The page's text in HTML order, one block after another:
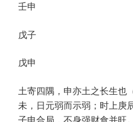
壬申
戊子
戊申
土寄四隅，申亦土之长生也
未，日元弱而示弱；时上庚
子申合局，不身强财食并旺